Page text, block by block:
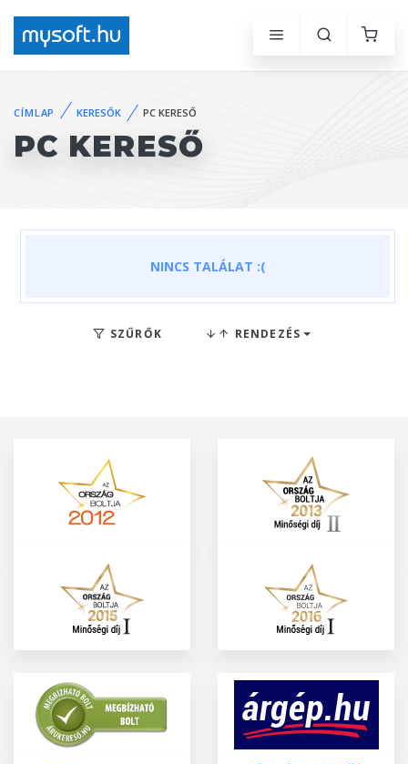
CÍMLAP KERESŐK PC KERESŐ
PC KERESŐ
NINCS TALÁLAT :(
SZŰRŐK RENDEZÉS